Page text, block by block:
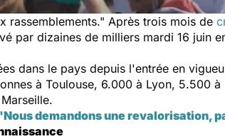
rassemblements." Après trois mois de
par dizaines de milliers mardi 16 juin
dans le pays depuis l'entrée en
à Toulouse, 6.000 à Lyon, 5.500
demandons une revalorisation,